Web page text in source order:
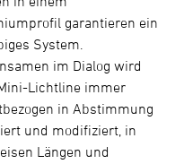
garantieren ein
System.
im Dialog wird
Lichtline immer
in Abstimmung
und modifiziert, in
Längen und